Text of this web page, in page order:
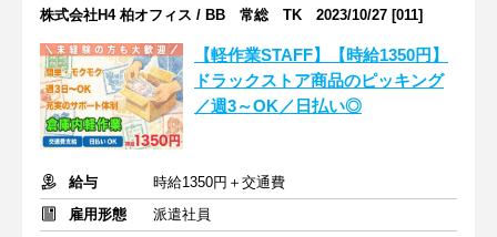
株式会社H4 柏オフィス / BB 常総 TK 2023/10/27 [011]
【軽作業STAFF】【時給1350円】
ドラックストア商品のピッキング
／週3～OK／日払い◎
給与
時給1350円＋交通費
雇用形態
派遣社員